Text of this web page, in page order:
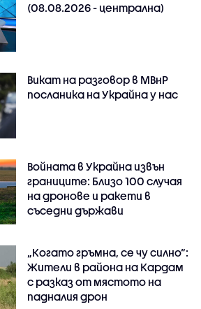
(08.08.2026 - централна)
Викат на разговор в МВнР
посланика на Украйна у нас
Войната в Украйна извън
границите: Близо 100 случая
на дронове и ракети в
съседни държави
„Когато гръмна, се чу силно“:
Жители в района на Кардам
с разказ от мястото на
падналия дрон